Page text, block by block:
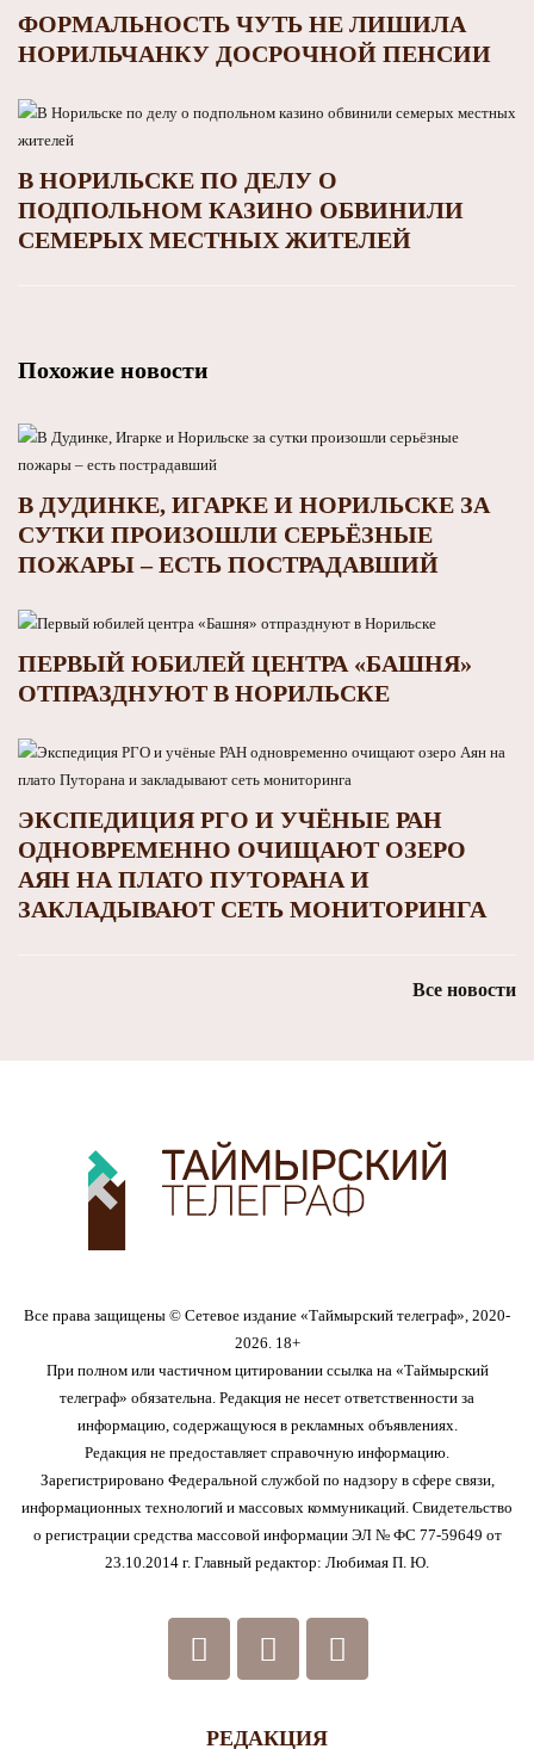
ФОРМАЛЬНОСТЬ ЧУТЬ НЕ ЛИШИЛА
НОРИЛЬЧАНКУ ДОСРОЧНОЙ ПЕНСИИ
В НОРИЛЬСКЕ ПО ДЕЛУ О
ПОДПОЛЬНОМ КАЗИНО ОБВИНИЛИ
СЕМЕРЫХ МЕСТНЫХ ЖИТЕЛЕЙ
Похожие новости
В ДУДИНКЕ, ИГАРКЕ И НОРИЛЬСКЕ ЗА
СУТКИ ПРОИЗОШЛИ СЕРЬЁЗНЫЕ
ПОЖАРЫ – ЕСТЬ ПОСТРАДАВШИЙ
ПЕРВЫЙ ЮБИЛЕЙ ЦЕНТРА «БАШНЯ»
ОТПРАЗДНУЮТ В НОРИЛЬСКЕ
ЭКСПЕДИЦИЯ РГО И УЧЁНЫЕ РАН
ОДНОВРЕМЕННО ОЧИЩАЮТ ОЗЕРО
АЯН НА ПЛАТО ПУТОРАНА И
ЗАКЛАДЫВАЮТ СЕТЬ МОНИТОРИНГА
Все новости
Все права защищены © Сетевое издание «Таймырский телеграф», 2020-
2026. 18+
При полном или частичном цитировании ссылка на «Таймырский
телеграф» обязательна. Редакция не несет ответственности за
информацию, содержащуюся в рекламных объявлениях.
Редакция не предоставляет справочную информацию.
Зарегистрировано Федеральной службой по надзору в сфере связи,
информационных технологий и массовых коммуникаций. Свидетельство
о регистрации средства массовой информации ЭЛ № ФС 77-59649 от
23.10.2014 г. Главный редактор: Любимая П. Ю.
РЕДАКЦИЯ